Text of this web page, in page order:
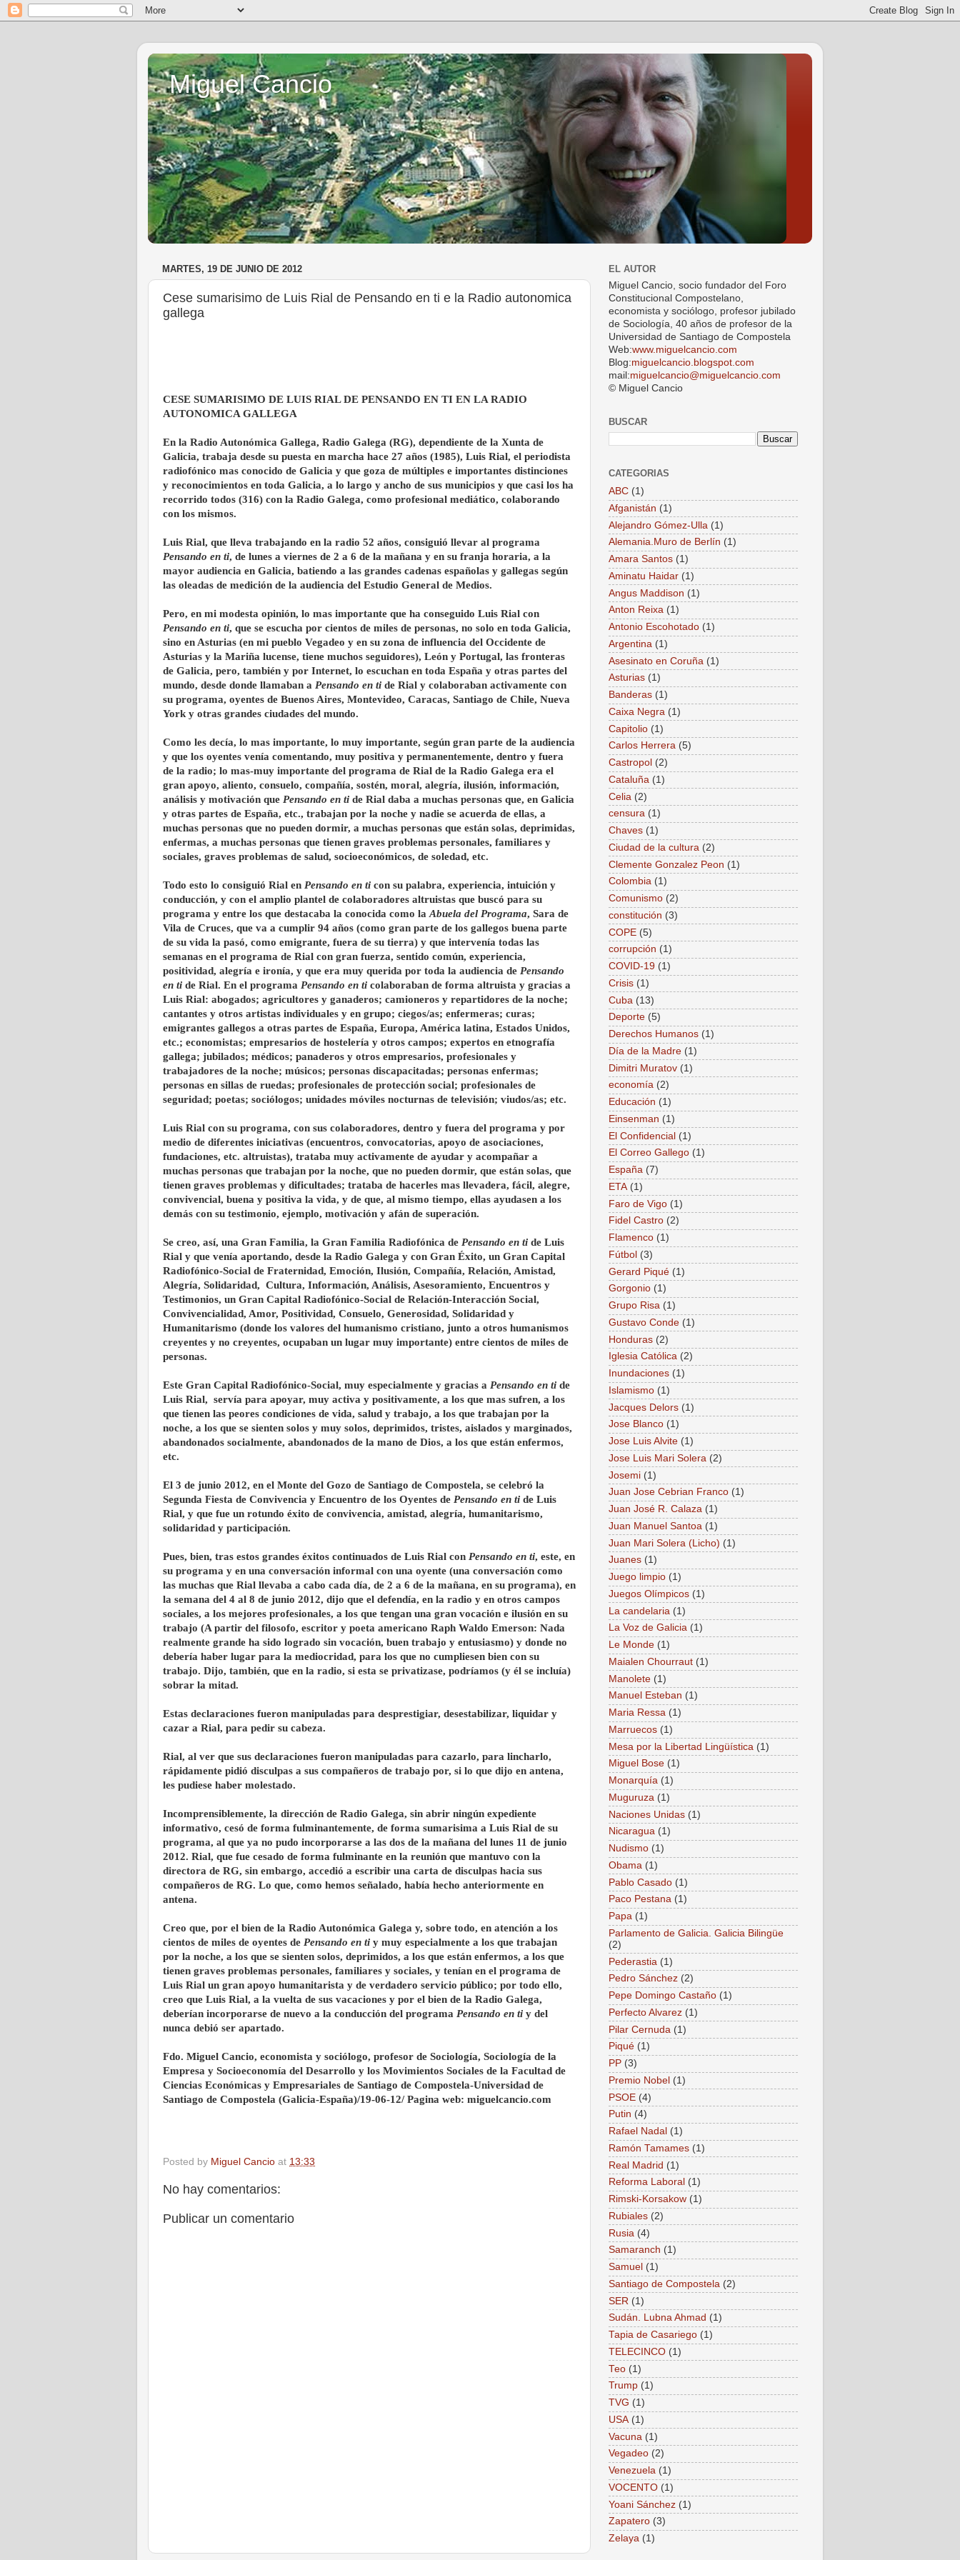
Miguel Cancio
MARTES, 19 DE JUNIO DE 2012
Cese sumarisimo de Luis Rial de Pensando en ti e la Radio autonomica
gallega
CESE SUMARISIMO DE LUIS RIAL DE PENSANDO EN TI EN LA RADIO
AUTONOMICA GALLEGA
En la Radio Autonómica Gallega, Radio Galega (RG), dependiente de la Xunta de
Galicia, trabaja desde su puesta en marcha hace 27 años (1985), Luis Rial, el periodista
radiofónico mas conocido de Galicia y que goza de múltiples e importantes distinciones
y reconocimientos en toda Galicia, a lo largo y ancho de sus municipios y que casi los ha
recorrido todos (316) con la Radio Galega, como profesional mediático, colaborando
con los mismos.
Luis Rial, que lleva trabajando en la radio 52 años, consiguió llevar al programa
Pensando en ti, de lunes a viernes de 2 a 6 de la mañana y en su franja horaria, a la
mayor audiencia en Galicia, batiendo a las grandes cadenas españolas y gallegas según
las oleadas de medición de la audiencia del Estudio General de Medios.
Pero, en mi modesta opinión, lo mas importante que ha conseguido Luis Rial con
Pensando en ti, que se escucha por cientos de miles de personas, no solo en toda Galicia,
sino en Asturias (en mi pueblo Vegadeo y en su zona de influencia del Occidente de
Asturias y la Mariña lucense, tiene muchos seguidores), León y Portugal, las fronteras
de Galicia, pero, también y por Internet, lo escuchan en toda España y otras partes del
mundo, desde donde llamaban a Pensando en ti de Rial y colaboraban activamente con
su programa, oyentes de Buenos Aires, Montevideo, Caracas, Santiago de Chile, Nueva
York y otras grandes ciudades del mundo.
Como les decía, lo mas importante, lo muy importante, según gran parte de la audiencia
y que los oyentes venía comentando, muy positiva y permanentemente, dentro y fuera
de la radio; lo mas-muy importante del programa de Rial de la Radio Galega era el
gran apoyo, aliento, consuelo, compañía, sostén, moral, alegría, ilusión, información,
análisis y motivación que Pensando en ti de Rial daba a muchas personas que, en Galicia
y otras partes de España, etc., trabajan por la noche y nadie se acuerda de ellas, a
muchas personas que no pueden dormir, a muchas personas que están solas, deprimidas,
enfermas, a muchas personas que tienen graves problemas personales, familiares y
sociales, graves problemas de salud, socioeconómicos, de soledad, etc.
Todo esto lo consiguió Rial en Pensando en ti con su palabra, experiencia, intuición y
conducción, y con el amplio plantel de colaboradores altruistas que buscó para su
programa y entre los que destacaba la conocida como la Abuela del Programa, Sara de
Vila de Cruces, que va a cumplir 94 años (como gran parte de los gallegos buena parte
de su vida la pasó, como emigrante, fuera de su tierra) y que intervenía todas las
semanas en el programa de Rial con gran fuerza, sentido común, experiencia,
positividad, alegría e ironía, y que era muy querida por toda la audiencia de Pensando
en ti de Rial. En el programa Pensando en ti colaboraban de forma altruista y gracias a
Luis Rial: abogados; agricultores y ganaderos; camioneros y repartidores de la noche;
cantantes y otros artistas individuales y en grupo; ciegos/as; enfermeras; curas;
emigrantes gallegos a otras partes de España, Europa, América latina, Estados Unidos,
etc.; economistas; empresarios de hostelería y otros campos; expertos en etnografía
gallega; jubilados; médicos; panaderos y otros empresarios, profesionales y
trabajadores de la noche; músicos; personas discapacitadas; personas enfermas;
personas en sillas de ruedas; profesionales de protección social; profesionales de
seguridad; poetas; sociólogos; unidades móviles nocturnas de televisión; viudos/as; etc.
Luis Rial con su programa, con sus colaboradores, dentro y fuera del programa y por
medio de diferentes iniciativas (encuentros, convocatorias, apoyo de asociaciones,
fundaciones, etc. altruistas), trataba muy activamente de ayudar y acompañar a
muchas personas que trabajan por la noche, que no pueden dormir, que están solas, que
tienen graves problemas y dificultades; trataba de hacerles mas llevadera, fácil, alegre,
convivencial, buena y positiva la vida, y de que, al mismo tiempo, ellas ayudasen a los
demás con su testimonio, ejemplo, motivación y afán de superación.
Se creo, así, una Gran Familia, la Gran Familia Radiofónica de Pensando en ti de Luis
Rial y que venía aportando, desde la Radio Galega y con Gran Éxito, un Gran Capital
Radiofónico-Social de Fraternidad, Emoción, Ilusión, Compañía, Relación, Amistad,
Alegría, Solidaridad, Cultura, Información, Análisis, Asesoramiento, Encuentros y
Testimonios, un Gran Capital Radiofónico-Social de Relación-Interacción Social,
Convivencialidad, Amor, Positividad, Consuelo, Generosidad, Solidaridad y
Humanitarismo (donde los valores del humanismo cristiano, junto a otros humanismos
creyentes y no creyentes, ocupaban un lugar muy importante) entre cientos de miles de
personas.
Este Gran Capital Radiofónico-Social, muy especialmente y gracias a Pensando en ti de
Luis Rial, servía para apoyar, muy activa y positivamente, a los que mas sufren, a los
que tienen las peores condiciones de vida, salud y trabajo, a los que trabajan por la
noche, a los que se sienten solos y muy solos, deprimidos, tristes, aislados y marginados,
abandonados socialmente, abandonados de la mano de Dios, a los que están enfermos,
etc.
El 3 de junio 2012, en el Monte del Gozo de Santiago de Compostela, se celebró la
Segunda Fiesta de Convivencia y Encuentro de los Oyentes de Pensando en ti de Luis
Rial, y que fue un rotundo éxito de convivencia, amistad, alegría, humanitarismo,
solidaridad y participación.
Pues, bien, tras estos grandes éxitos continuados de Luis Rial con Pensando en ti, este, en
su programa y en una conversación informal con una oyente (una conversación como
las muchas que Rial llevaba a cabo cada día, de 2 a 6 de la mañana, en su programa), en
la semana del 4 al 8 de junio 2012, dijo que el defendía, en la radio y en otros campos
sociales, a los mejores profesionales, a los que tengan una gran vocación e ilusión en su
trabajo (A partir del filosofo, escritor y poeta americano Raph Waldo Emerson: Nada
realmente grande ha sido logrado sin vocación, buen trabajo y entusiasmo) y donde no
debería haber lugar para la mediocridad, para los que no cumpliesen bien con su
trabajo. Dijo, también, que en la radio, si esta se privatizase, podríamos (y él se incluía)
sobrar la mitad.
Estas declaraciones fueron manipuladas para desprestigiar, desestabilizar, liquidar y
cazar a Rial, para pedir su cabeza.
Rial, al ver que sus declaraciones fueron manipuladas para cazarlo, para lincharlo,
rápidamente pidió disculpas a sus compañeros de trabajo por, si lo que dijo en antena,
les pudiese haber molestado.
Incomprensiblemente, la dirección de Radio Galega, sin abrir ningún expediente
informativo, cesó de forma fulminantemente, de forma sumarisima a Luis Rial de su
programa, al que ya no pudo incorporarse a las dos de la mañana del lunes 11 de junio
2012. Rial, que fue cesado de forma fulminante en la reunión que mantuvo con la
directora de RG, sin embargo, accedió a escribir una carta de disculpas hacia sus
compañeros de RG. Lo que, como hemos señalado, había hecho anteriormente en
antena.
Creo que, por el bien de la Radio Autonómica Galega y, sobre todo, en atención a los
cientos de miles de oyentes de Pensando en ti y muy especialmente a los que trabajan
por la noche, a los que se sienten solos, deprimidos, a los que están enfermos, a los que
tienen graves problemas personales, familiares y sociales, y tenían en el programa de
Luis Rial un gran apoyo humanitarista y de verdadero servicio público; por todo ello,
creo que Luis Rial, a la vuelta de sus vacaciones y por el bien de la Radio Galega,
deberían incorporarse de nuevo a la conducción del programa Pensando en ti y del
nunca debió ser apartado.
Fdo. Miguel Cancio, economista y sociólogo, profesor de Sociología, Sociología de la
Empresa y Socioeconomía del Desarrollo y los Movimientos Sociales de la Facultad de
Ciencias Económicas y Empresariales de Santiago de Compostela-Universidad de
Santiago de Compostela (Galicia-España)/19-06-12/ Pagina web: miguelcancio.com
Posted by Miguel Cancio at 13:33
No hay comentarios:
Publicar un comentario
EL AUTOR
Miguel Cancio, socio fundador del Foro
Constitucional Compostelano,
economista y sociólogo, profesor jubilado
de Sociología, 40 años de profesor de la
Universidad de Santiago de Compostela
Web:www.miguelcancio.com
Blog:miguelcancio.blogspot.com
mail:miguelcancio@miguelcancio.com
© Miguel Cancio
BUSCAR
CATEGORIAS
ABC (1)
Afganistán (1)
Alejandro Gómez-Ulla (1)
Alemania.Muro de Berlín (1)
Amara Santos (1)
Aminatu Haidar (1)
Angus Maddison (1)
Anton Reixa (1)
Antonio Escohotado (1)
Argentina (1)
Asesinato en Coruña (1)
Asturias (1)
Banderas (1)
Caixa Negra (1)
Capitolio (1)
Carlos Herrera (5)
Castropol (2)
Cataluña (1)
Celia (2)
censura (1)
Chaves (1)
Ciudad de la cultura (2)
Clemente Gonzalez Peon (1)
Colombia (1)
Comunismo (2)
constitución (3)
COPE (5)
corrupción (1)
COVID-19 (1)
Crisis (1)
Cuba (13)
Deporte (5)
Derechos Humanos (1)
Día de la Madre (1)
Dimitri Muratov (1)
economía (2)
Educación (1)
Einsenman (1)
El Confidencial (1)
El Correo Gallego (1)
España (7)
ETA (1)
Faro de Vigo (1)
Fidel Castro (2)
Flamenco (1)
Fútbol (3)
Gerard Piqué (1)
Gorgonio (1)
Grupo Risa (1)
Gustavo Conde (1)
Honduras (2)
Iglesia Católica (2)
Inundaciones (1)
Islamismo (1)
Jacques Delors (1)
Jose Blanco (1)
Jose Luis Alvite (1)
Jose Luis Mari Solera (2)
Josemi (1)
Juan Jose Cebrian Franco (1)
Juan José R. Calaza (1)
Juan Manuel Santoa (1)
Juan Mari Solera (Licho) (1)
Juanes (1)
Juego limpio (1)
Juegos Olímpicos (1)
La candelaria (1)
La Voz de Galicia (1)
Le Monde (1)
Maialen Chourraut (1)
Manolete (1)
Manuel Esteban (1)
Maria Ressa (1)
Marruecos (1)
Mesa por la Libertad Lingüística (1)
Miguel Bose (1)
Monarquía (1)
Muguruza (1)
Naciones Unidas (1)
Nicaragua (1)
Nudismo (1)
Obama (1)
Pablo Casado (1)
Paco Pestana (1)
Papa (1)
Parlamento de Galicia. Galicia Bilingüe
(2)
Pederastia (1)
Pedro Sánchez (2)
Pepe Domingo Castaño (1)
Perfecto Alvarez (1)
Pilar Cernuda (1)
Piqué (1)
PP (3)
Premio Nobel (1)
PSOE (4)
Putin (4)
Rafael Nadal (1)
Ramón Tamames (1)
Real Madrid (1)
Reforma Laboral (1)
Rimski-Korsakow (1)
Rubiales (2)
Rusia (4)
Samaranch (1)
Samuel (1)
Santiago de Compostela (2)
SER (1)
Sudán. Lubna Ahmad (1)
Tapia de Casariego (1)
TELECINCO (1)
Teo (1)
Trump (1)
TVG (1)
USA (1)
Vacuna (1)
Vegadeo (2)
Venezuela (1)
VOCENTO (1)
Yoani Sánchez (1)
Zapatero (3)
Zelaya (1)